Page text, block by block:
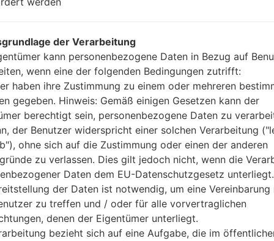
1.2 GHz Cortex-A53
16GB
microSD, zu 32 GB
Netzwerk und Daten
2 Nani-SIM
GSM 850/900/1800/1900 MHz
HSDPA 850/900/1900/2100
LTE band 1(2100), 3(1800),
-
GPRS, EDGE, UMTS, HSDPA,
Anzeige
5.3 in (~70.9% Bildschirm zu
IPS LCD
720 x 1280 Pixel (~277
16M Farben
der Verarbeitung
kann personenbezogene Daten in Bezug auf
wenn eine der folgenden Bedingungen zutrifft:
haben ihre Zustimmung zu einem oder mehreren
gegeben. Hinweis: Gemäß einigen Gesetzen kann der
berechtigt sein, personenbezogene Daten zu
der Benutzer widerspricht einer solchen Verarbeitung
ohne sich auf die Zustimmung oder einen der anderen
zu verlassen. Dies gilt jedoch nicht, wenn die
Daten dem EU-Datenschutzgesetz unterliegt.
der Daten ist notwendig, um eine Vereinbarung
zu treffen und / oder für alle vorvertraglichen
denen der Eigentümer unterliegt.
bezieht sich auf eine Aufgabe, die im